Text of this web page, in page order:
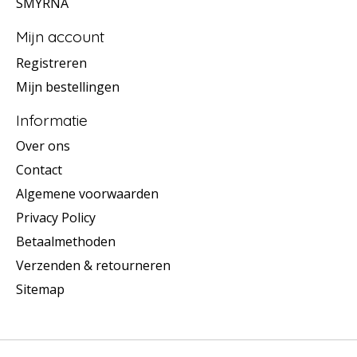
Mijn account
Registreren
Mijn bestellingen
Informatie
Over ons
Contact
Algemene voorwaarden
Privacy Policy
Betaalmethoden
Verzenden & retourneren
Sitemap